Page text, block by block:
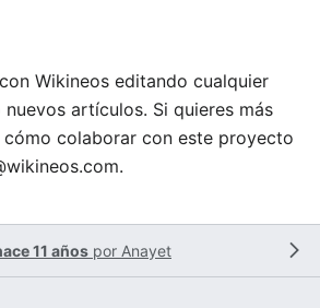
Wikineos editando cualquier
artículos. Si quieres más
colaborar con este proyecto
.
11 años por Anayet